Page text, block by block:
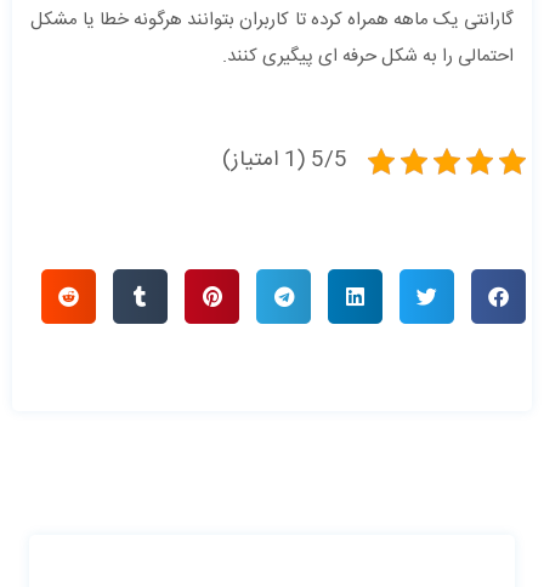
گارانتی یک ماهه همراه کرده تا کاربران بتوانند هرگونه خطا یا مشکل
احتمالی را به شکل حرفه ای پیگیری کنند.
5/5 (1 امتیاز)